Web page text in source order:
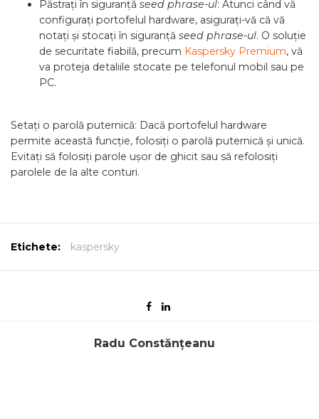
Păstrați în siguranță seed phrase-ul: Atunci când vă
configurați portofelul hardware, asigurați-vă că vă
notați și stocați în siguranță seed phrase-ul. O soluție
de securitate fiabilă, precum Kaspersky Premium, vă
va proteja detaliile stocate pe telefonul mobil sau pe
PC.
Setați o parolă puternică: Dacă portofelul hardware
permite această funcție, folosiți o parolă puternică și unică.
Evitați să folosiți parole ușor de ghicit sau să refolosiți
parolele de la alte conturi.
Etichete: kaspersky
Radu Constănțeanu